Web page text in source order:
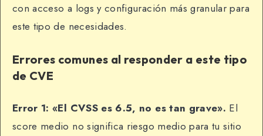
con acceso a logs y configuración más granular para
este tipo de necesidades.
Errores comunes al responder a este tipo
de CVE
Error 1: «El CVSS es 6.5, no es tan grave». El
score medio no significa riesgo medio para tu sitio